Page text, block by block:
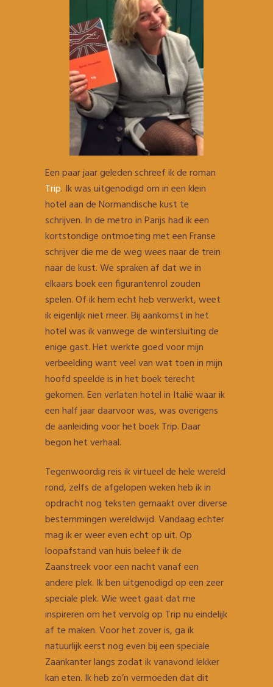
Een paar jaar geleden schreef ik de roman
Trip. Ik was uitgenodigd om in een klein
hotel aan de Normandische kust te
schrijven. In de metro in Parijs had ik een
kortstondige ontmoeting met een Franse
schrijver die me de weg wees naar de trein
naar de kust. We spraken af dat we in
elkaars boek een figurantenrol zouden
spelen. Of ik hem echt heb verwerkt, weet
ik eigenlijk niet meer. Bij aankomst in het
hotel was ik vanwege de wintersluiting de
enige gast. Het werkte goed voor mijn
verbeelding want veel van wat toen in mijn
hoofd speelde is in het boek terecht
gekomen. Een verlaten hotel in Italië waar ik
een half jaar daarvoor was, was overigens
de aanleiding voor het boek Trip. Daar
begon het verhaal.
Tegenwoordig reis ik virtueel de hele wereld
rond, zelfs de afgelopen weken heb ik in
opdracht nog teksten gemaakt over diverse
bestemmingen wereldwijd. Vandaag echter
mag ik er weer even echt op uit. Op
loopafstand van huis beleef ik de
Zaanstreek voor een nacht vanaf een
andere plek. Ik ben uitgenodigd op een zeer
speciale plek. Wie weet gaat dat me
inspireren om het vervolg op Trip nu eindelijk
af te maken. Voor het zover is, ga ik
natuurlijk eerst nog even bij een speciale
Zaankanter langs zodat ik vanavond lekker
kan eten. Ik heb zo’n vermoeden dat dit